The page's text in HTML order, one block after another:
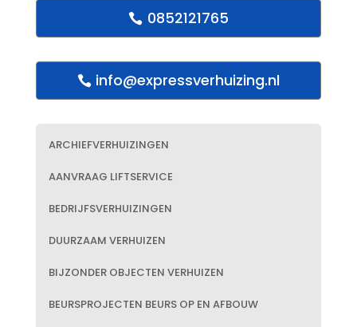
0852121765
info@expressverhuizing.nl
ARCHIEFVERHUIZINGEN
AANVRAAG LIFTSERVICE
BEDRIJFSVERHUIZINGEN
DUURZAAM VERHUIZEN
BIJZONDER OBJECTEN VERHUIZEN
BEURSPROJECTEN BEURS OP EN AFBOUW